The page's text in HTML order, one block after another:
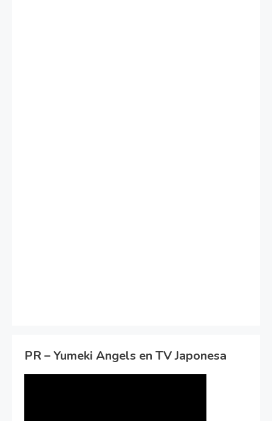
PR – Yumeki Angels en TV Japonesa